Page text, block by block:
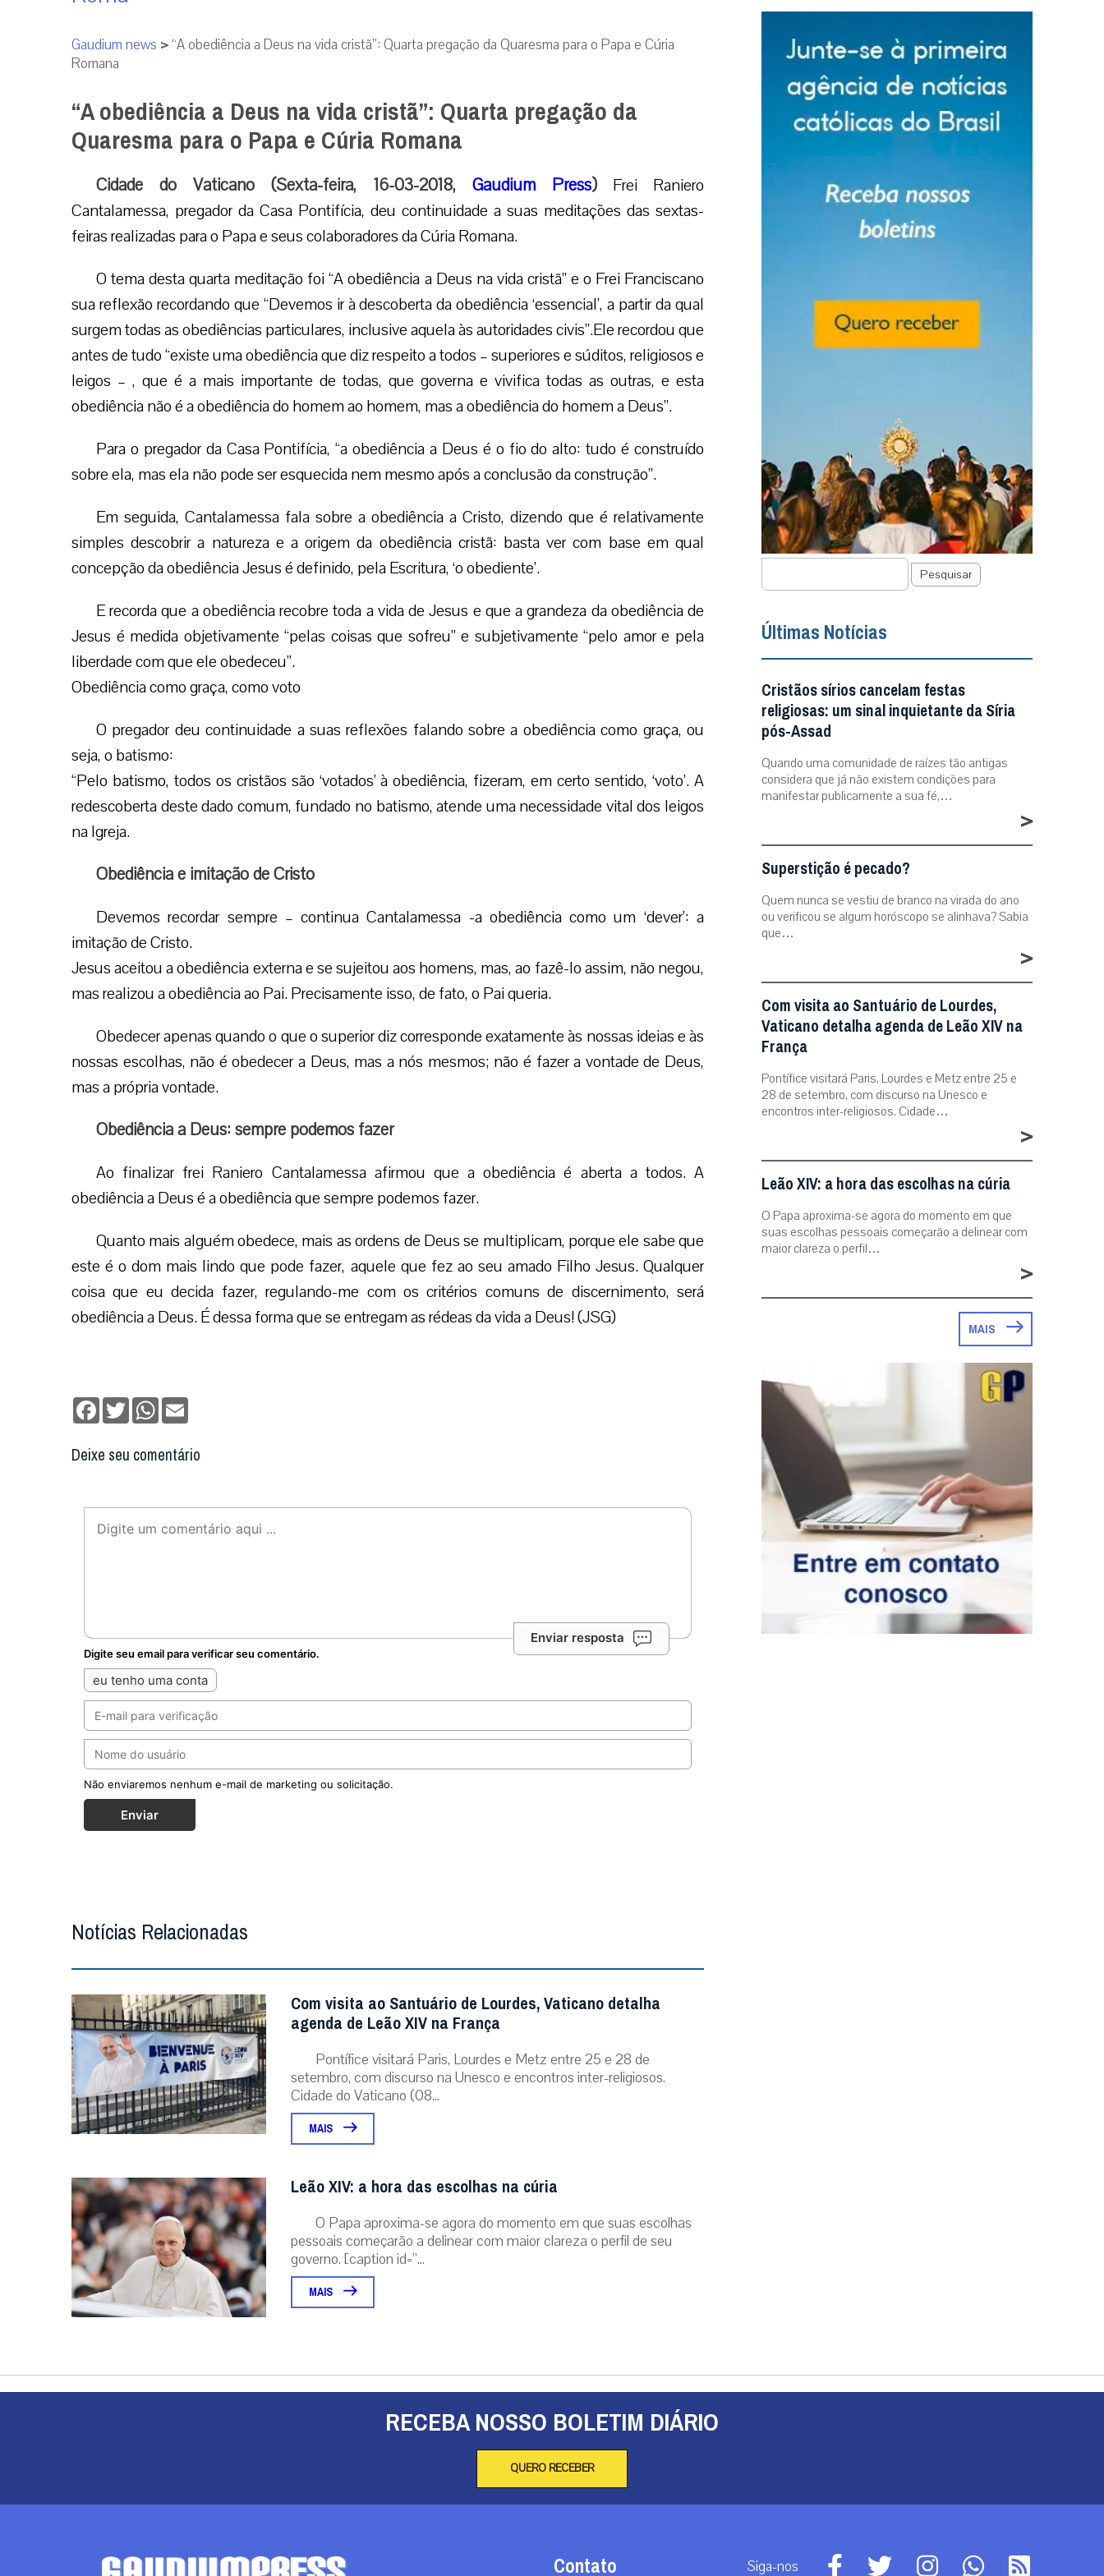
Gaudium news >“A obediência a Deus na vida cristã”: Quarta pregação da Quaresma para o Papa e Cúria
Romana
“A obediência a Deus na vida cristã”: Quarta pregação da
Quaresma para o Papa e Cúria Romana
Cidade do Vaticano (Sexta-feira, 16-03-2018, Gaudium Press)Frei Raniero
Cantalamessa, pregador da Casa Pontifícia, deu continuidade a suas meditações das sextas-
feiras realizadas para o Papa e seus colaboradores da Cúria Romana.
O tema desta quarta meditação foi “A obediência a Deus na vida cristã” e o Frei Franciscano
sua reflexão recordando que “Devemos ir à descoberta da obediência ‘essencial’, a partir da qual
surgem todas as obediências particulares, inclusive aquela às autoridades civis”.Ele recordou que
antes de tudo “existe uma obediência que diz respeito a todos – superiores e súditos, religiosos e
leigos – , que é a mais importante de todas, que governa e vivifica todas as outras, e esta
obediência não é a obediência do homem ao homem, mas a obediência do homem a Deus”.
Para o pregador da Casa Pontifícia, “a obediência a Deus é o fio do alto: tudo é construído
sobre ela, mas ela não pode ser esquecida nem mesmo após a conclusão da construção”.
Em seguida, Cantalamessa fala sobre a obediência a Cristo, dizendo que é relativamente
simples descobrir a natureza e a origem da obediência cristã: basta ver com base em qual
concepção da obediência Jesus é definido, pela Escritura, ‘o obediente’.
E recorda que a obediência recobre toda a vida de Jesus e que a grandeza da obediência de
Jesus é medida objetivamente “pelas coisas que sofreu” e subjetivamente “pelo amor e pela
liberdade com que ele obedeceu”.
Obediência como graça, como voto
O pregador deu continuidade a suas reflexões falando sobre a obediência como graça, ou
seja, o batismo:
“Pelo batismo, todos os cristãos são ‘votados’ à obediência, fizeram, em certo sentido, ‘voto’. A
redescoberta deste dado comum, fundado no batismo, atende uma necessidade vital dos leigos
na Igreja.
Obediência e imitação de Cristo
Devemos recordar sempre – continua Cantalamessa -a obediência como um ‘dever’: a
imitação de Cristo.
Jesus aceitou a obediência externa e se sujeitou aos homens, mas, ao fazê-lo assim, não negou,
mas realizou a obediência ao Pai. Precisamente isso, de fato, o Pai queria.
Obedecer apenas quando o que o superior diz corresponde exatamente às nossas ideias e às
nossas escolhas, não é obedecer a Deus, mas a nós mesmos; não é fazer a vontade de Deus,
mas a própria vontade.
Obediência a Deus: sempre podemos fazer
Ao finalizar frei Raniero Cantalamessa afirmou que a obediência é aberta a todos. A
obediência a Deus é a obediência que sempre podemos fazer.
Quanto mais alguém obedece, mais as ordens de Deus se multiplicam, porque ele sabe que
este é o dom mais lindo que pode fazer, aquele que fez ao seu amado Filho Jesus. Qualquer
coisa que eu decida fazer, regulando-me com os critérios comuns de discernimento, será
obediência a Deus. É dessa forma que se entregam as rédeas da vida a Deus! (JSG)
Facebook
TwitterWhatsApp
Deixe seu comentário
Enviar resposta
Digite seu email para verificar seu comentário.
eu tenho uma conta
Não enviaremos nenhum e-mail de marketing ou solicitação.
Enviar
Notícias Relacionadas
Com visita ao Santuário de Lourdes, Vaticano detalha
agenda de Leão XIV na França
Pontífice visitará Paris, Lourdes e Metz entre 25 e 28 de
setembro, com discurso na Unesco e encontros inter-religiosos.
Cidade do Vaticano (08...
MAIS
Leão XIV: a hora das escolhas na cúria
O Papa aproxima-se agora do momento em que suas escolhas
pessoais começarão a delinear com maior clareza o perfil de seu
governo. [caption id=”...
MAIS
Pesquisar
Últimas Notícias
Cristãos sírios cancelam festas
religiosas: um sinal inquietante da Síria
pós-Assad
Quando uma comunidade de raízes tão antigas
considera que já não existem condições para
manifestar publicamente a sua fé,…
>
Superstição é pecado?
Quem nunca se vestiu de branco na virada do ano
ou verificou se algum horóscopo se alinhava? Sabia
que…
>
Com visita ao Santuário de Lourdes,
Vaticano detalha agenda de Leão XIV na
França
Pontífice visitará Paris, Lourdes e Metz entre 25 e
28 de setembro, com discurso na Unesco e
encontros inter-religiosos. Cidade…
>
Leão XIV: a hora das escolhas na cúria
O Papa aproxima-se agora do momento em que
suas escolhas pessoais começarão a delinear com
maior clareza o perfil…
>
MAIS
RECEBA NOSSO BOLETIM DIÁRIO
QUERO RECEBER
Contato Siga-nos